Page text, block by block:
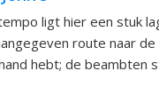
ligt hier een stuk
route naar
hebt; de beambten